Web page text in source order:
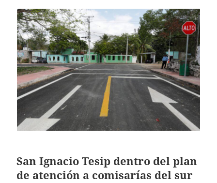
San Ignacio Tesip dentro del plan
de atención a comisarías del sur